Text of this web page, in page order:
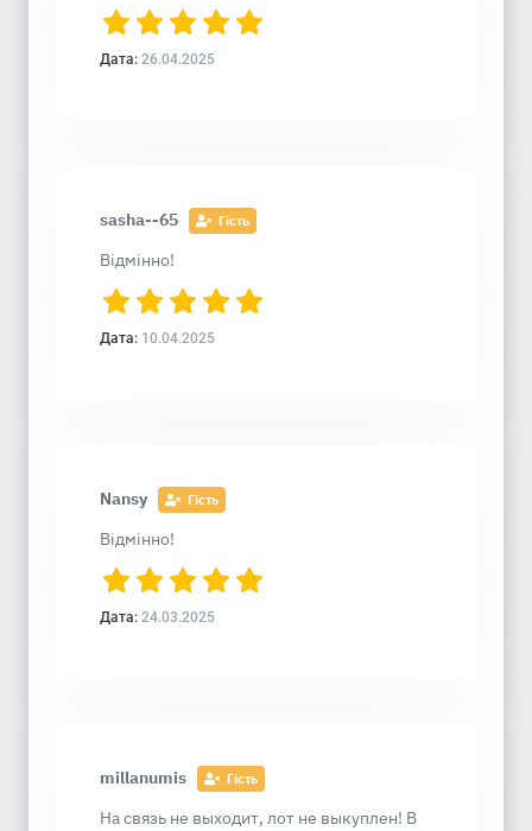
Дата: 26.04.2025
sasha--65 Гість
Відмінно!
Дата: 10.04.2025
Nansy Гість
Відмінно!
Дата: 24.03.2025
millanumis Гість
На связь не выходит, лот не выкуплен! В